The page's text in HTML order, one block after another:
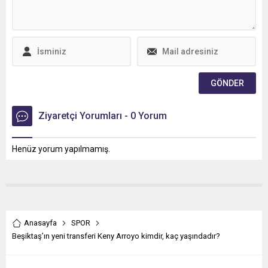
dolu yarışlara tüm
Ziyaretçi Yorumları - 0 Yorum
Henüz yorum yapılmamış.
Anasayfa
SPOR
Beşiktaş’ın yeni transferi Keny Arroyo kimdir, kaç yaşındadır?